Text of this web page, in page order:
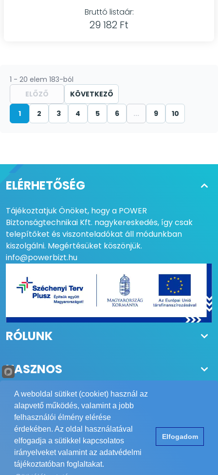
Bruttó listaár:
29 182 Ft
1 - 20 elem 183-ból
ELŐZŐ
1
2 3 4 5 6 ... 9 10
KÖVETKEZŐ
ELÉRHETŐSÉG
Tájékoztatjuk Önöket, hogy a POWER
Biztonságtechnikai Kft. nagykereskedés, így csak
telepítőket és viszonteladókat áll módunkban
kiszolgálni. Megértésüket köszönjük.
info@powerbizt.hu
RÓLUNK
HASZNOS
Copyright © 1984-2026 POWER Biztonságtechnika Kft.
Minden jog fenntartva.
Elérhetőség
ÁSZF Adatvédelem Impresszum
A weboldal sütiket (cookiet) használ az
alapvető működés, valamint a jobb
felhasználói élmény elérése
érdekében. Az oldal használatával
elfogadja a sütikkel kapcsolatos
irányelveket valamint az adatvédelmi
tájékoztatóban foglaltakat.
Elfogadom